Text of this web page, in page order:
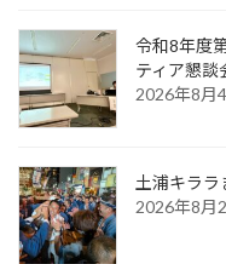
令和8年度
ティア懇談
2026年8月
土浦キラ
2026年8月